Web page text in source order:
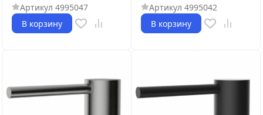
Артикул 4995047
В корзину
Артикул 4995042
В корзину